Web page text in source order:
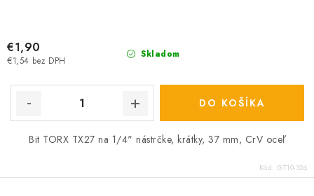
Skladom
€1,54 bez DPH
€1,90
DO KOŠÍKA
Bit TORX TX27 na 1/4" nástrčke, krátky, 37 mm, CrV oceľ
Kód: GT10-326